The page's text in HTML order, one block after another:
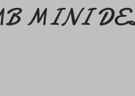
MINI